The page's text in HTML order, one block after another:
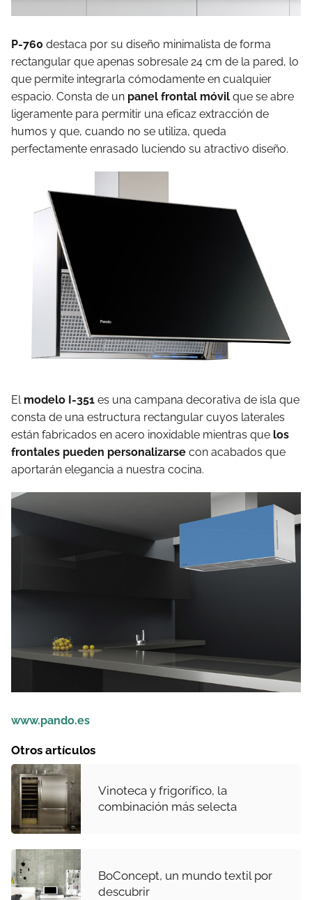
P-760 destaca por su diseño minimalista de forma
rectangular que apenas sobresale 24 cm de la pared, lo
que permite integrarla cómodamente en cualquier
espacio. Consta de un panel frontal móvil que se abre
ligeramente para permitir una eficaz extracción de
humos y que, cuando no se utiliza, queda
perfectamente enrasado luciendo su atractivo diseño.
El modelo I-351 es una campana decorativa de isla que
consta de una estructura rectangular cuyos laterales
están fabricados en acero inoxidable mientras que los
frontales pueden personalizarse con acabados que
aportarán elegancia a nuestra cocina.
www.pando.es
Otros artículos
Vinoteca y frigorífico, la
combinación más selecta
BoConcept, un mundo textil por
descubrir